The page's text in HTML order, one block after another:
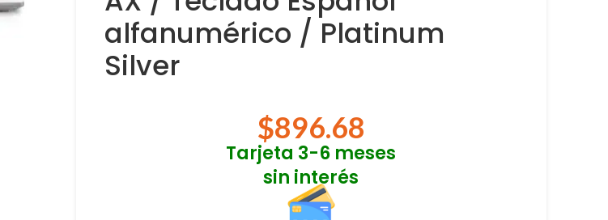
alfanumérico / Platinum
Silver
$896.68
Tarjeta 3-6 meses
sin interés